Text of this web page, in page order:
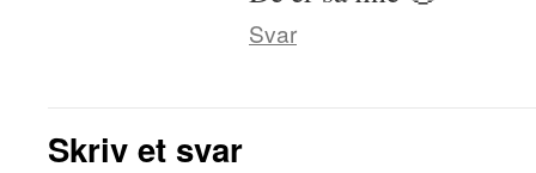
Svar
Skriv et svar